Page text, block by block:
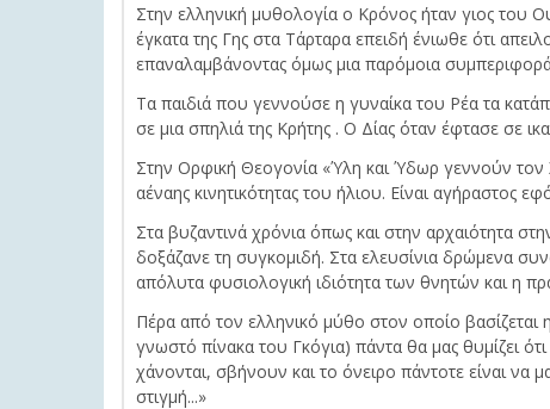
Στην ελληνική μυθολογία ο Κρόνος ήταν γιος του
έγκατα της Γης στα Τάρταρα επειδή ένιωθε ότι
επαναλαμβάνοντας όμως μια παρόμοια
Τα παιδιά που γεννούσε η γυναίκα του Ρέα τα
σε μια σπηλιά της Κρήτης . Ο Δίας όταν έφτασε σε
Στην Ορφική Θεογονία «Ύλη και Ύδωρ γεννούν τον
αέναης κινητικότητας του ήλιου. Είναι αγήραστος
Στα βυζαντινά χρόνια όπως και στην αρχαιότητα
δοξάζανε τη συγκομιδή. Στα ελευσίνια δρώμενα
απόλυτα φυσιολογική ιδιότητα των θνητών και η
Πέρα από τον ελληνικό μύθο στον οποίο βασίζεται
γνωστό πίνακα του Γκόγια) πάντα θα μας θυμίζει
χάνονται, σβήνουν και το όνειρο πάντοτε είναι
στιγμή...»